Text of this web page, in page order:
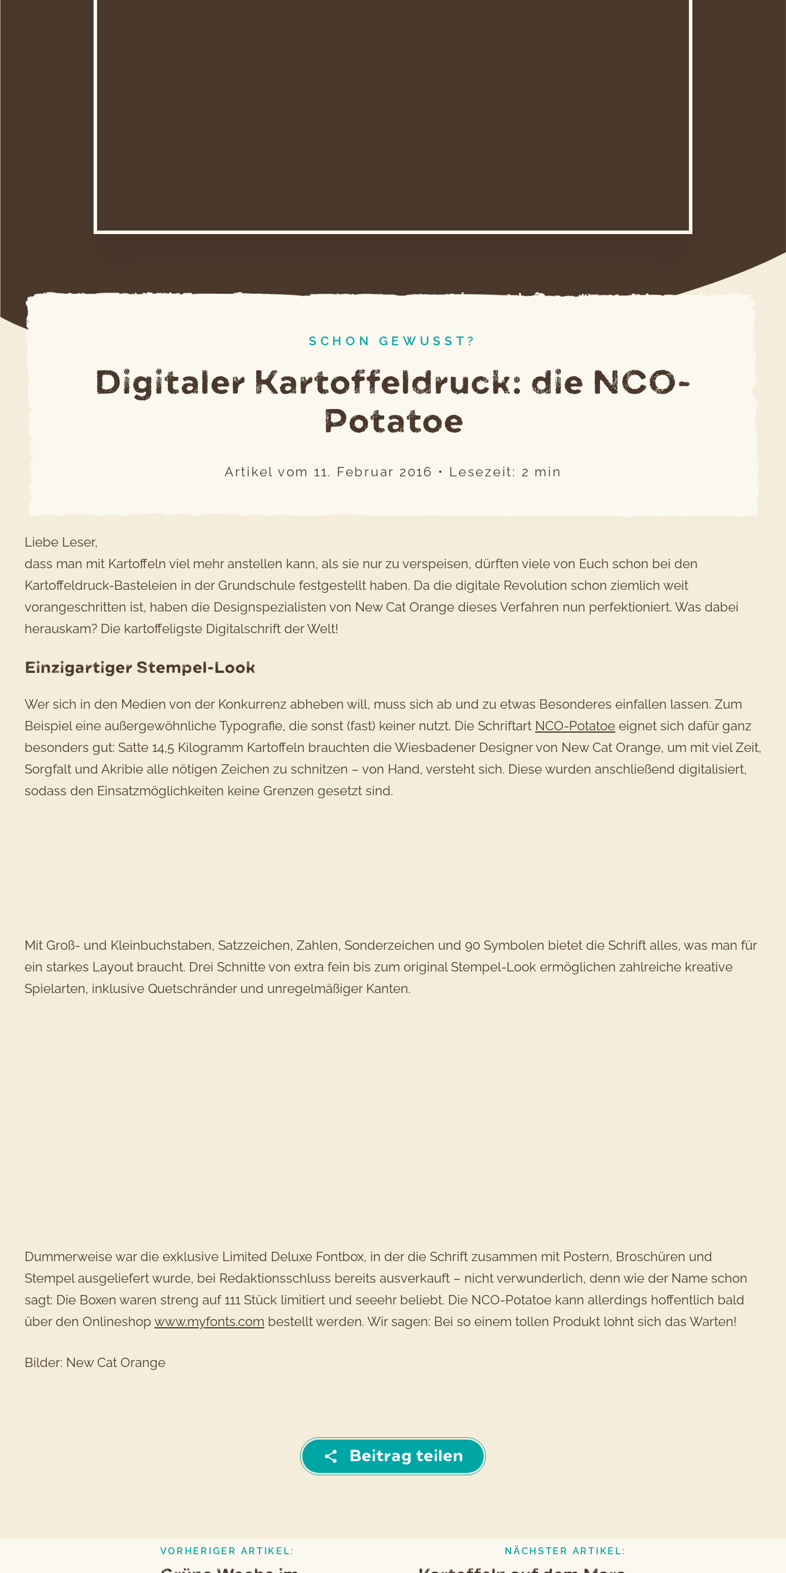
SCHON GEWUSST?
Digitaler Kartoffeldruck: die NCO-
Potatoe
Artikel vom 11. Februar 2016 • Lesezeit: 2 min
Liebe Leser,
dass man mit Kartoffeln viel mehr anstellen kann, als sie nur zu verspeisen, dürften viele von Euch schon bei den
Kartoffeldruck-Basteleien in der Grundschule festgestellt haben. Da die digitale Revolution schon ziemlich weit
vorangeschritten ist, haben die Designspezialisten von New Cat Orange dieses Verfahren nun perfektioniert. Was dabei
herauskam? Die kartoffeligste Digitalschrift der Welt!
Einzigartiger Stempel-Look
Wer sich in den Medien von der Konkurrenz abheben will, muss sich ab und zu etwas Besonderes einfallen lassen. Zum
Beispiel eine außergewöhnliche Typografie, die sonst (fast) keiner nutzt. Die Schriftart NCO-Potatoe eignet sich dafür ganz
besonders gut: Satte 14,5 Kilogramm Kartoffeln brauchten die Wiesbadener Designer von New Cat Orange, um mit viel Zeit,
Sorgfalt und Akribie alle nötigen Zeichen zu schnitzen – von Hand, versteht sich. Diese wurden anschließend digitalisiert,
sodass den Einsatzmöglichkeiten keine Grenzen gesetzt sind.
Mit Groß- und Kleinbuchstaben, Satzzeichen, Zahlen, Sonderzeichen und 90 Symbolen bietet die Schrift alles, was man für
ein starkes Layout braucht. Drei Schnitte von extra fein bis zum original Stempel-Look ermöglichen zahlreiche kreative
Spielarten, inklusive Quetschränder und unregelmäßiger Kanten.
Dummerweise war die exklusive Limited Deluxe Fontbox, in der die Schrift zusammen mit Postern, Broschüren und
Stempel ausgeliefert wurde, bei Redaktionsschluss bereits ausverkauft – nicht verwunderlich, denn wie der Name schon
sagt: Die Boxen waren streng auf 111 Stück limitiert und seeehr beliebt. Die NCO-Potatoe kann allerdings hoffentlich bald
über den Onlineshop www.myfonts.com bestellt werden. Wir sagen: Bei so einem tollen Produkt lohnt sich das Warten!
Bilder: New Cat Orange
Beitrag teilen
VORHERIGER ARTIKEL: NÄCHSTER ARTIKEL: